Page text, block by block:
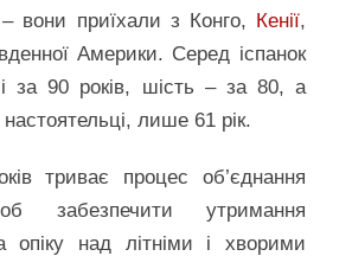
вони приїхали з Конго, Кенії,
Америки. Серед іспанок
за 90 років, шість – за 80, а
лише 61 рік.
триває процес об’єднання
забезпечити утримання
опіку над літніми і хворими